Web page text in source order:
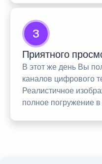
3
Приятного
В этот же день Вы
каналов цифрового
Реалистичное
полное погружение